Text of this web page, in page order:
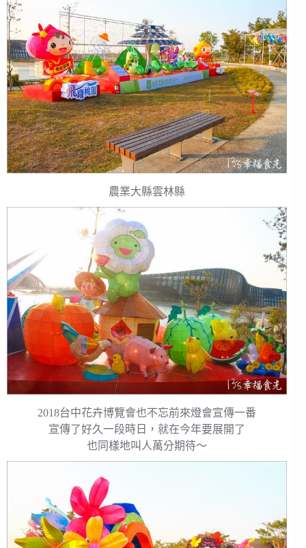
農業大縣雲林縣
2018台中花卉博覽會也不忘前來燈會宣傳一番
宣傳了好久一段時日，就在今年要展開了
也同樣地叫人萬分期待～